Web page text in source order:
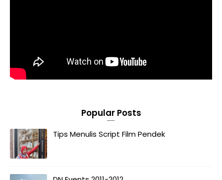
Popular Posts
Tips Menulis Script Film Pendek